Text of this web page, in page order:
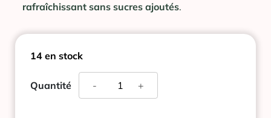
rafraîchissant sans sucres ajoutés.
14 en stock
Quantité +
quantité
-